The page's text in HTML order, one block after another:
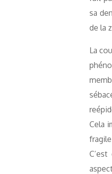
sa
de la
La
Cela